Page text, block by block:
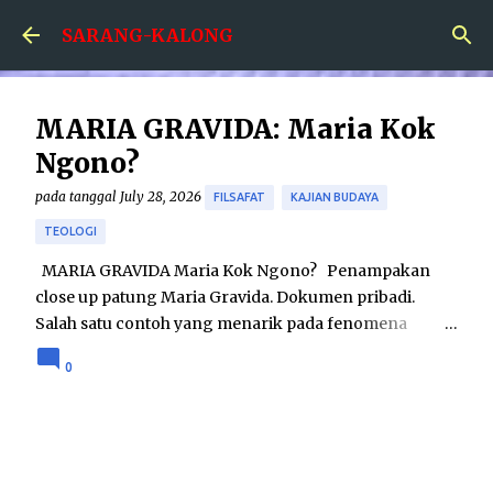
Skip to main content
SARANG-KALONG
MARIA GRAVIDA: Maria Kok
Ngono?
pada tanggal July 28, 2026 FILSAFAT KAJIAN BUDAYA
TEOLOGI
MARIA GRAVIDA Maria Kok Ngono? Penampakan
close up patung Maria Gravida. Dokumen pribadi.
Salah satu contoh yang menarik pada fenomena
hubungan agama dan seni adalah karya patung Maria
Gravida. Karya tersebut menampilkan sosok Maria
0